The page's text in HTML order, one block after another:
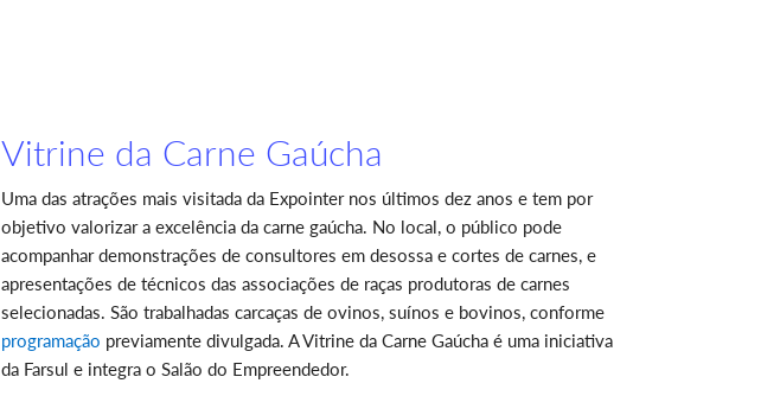
Vitrine da Carne Gaúcha
Uma das atrações mais visitada da Expointer nos últimos dez anos e tem por
objetivo valorizar a excelência da carne gaúcha. No local, o público pode
acompanhar demonstrações de consultores em desossa e cortes de carnes, e
apresentações de técnicos das associações de raças produtoras de carnes
selecionadas. São trabalhadas carcaças de ovinos, suínos e bovinos, conforme
programação previamente divulgada. A Vitrine da Carne Gaúcha é uma iniciativa
da Farsul e integra o Salão do Empreendedor.